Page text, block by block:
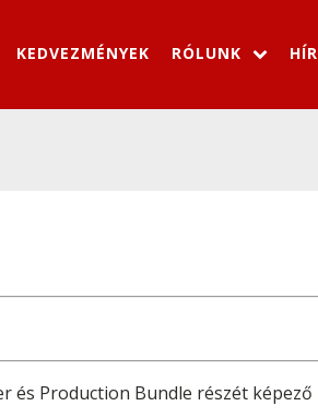
KEDVEZMÉNYEK RÓLUNK
és Production Bundle részét